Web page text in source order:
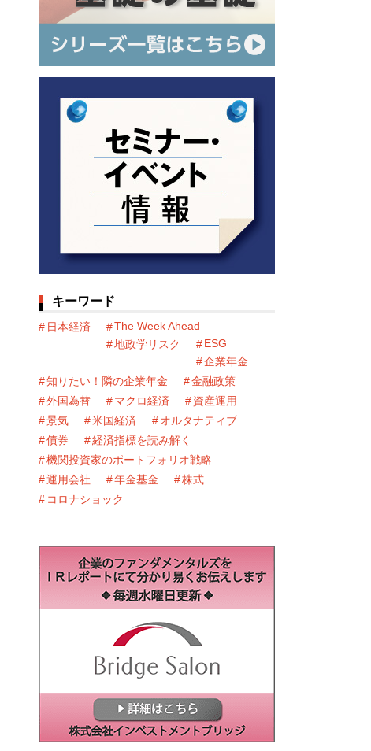
キーワード
日本経済
The Week Ahead
地政学リスク
ESG
企業年金
知りたい！隣の企業年金
金融政策
外国為替
マクロ経済
資産運用
景気
米国経済
オルタナティブ
債券
経済指標を読み解く
機関投資家のポートフォリオ戦略
運用会社
年金基金
株式
コロナショック